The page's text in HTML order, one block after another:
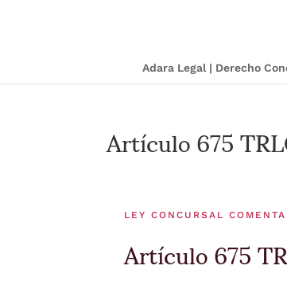
Adara Legal | Derecho
Artículo 675
LEY CONCURSAL
Artículo 675